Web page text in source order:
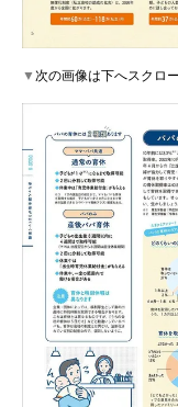
▼次の画像は下へスクロ